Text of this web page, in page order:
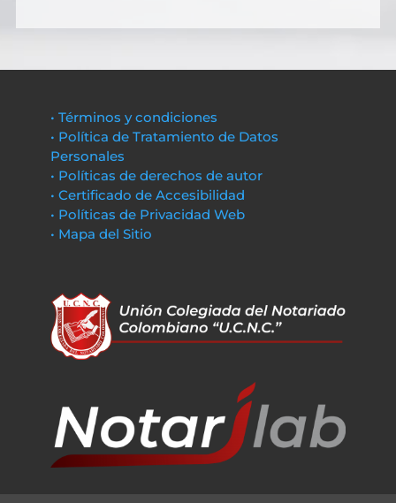
• Términos y condiciones
• Política de Tratamiento de Datos
Personales
• Políticas de derechos de autor
• Certificado de Accesibilidad
• Políticas de Privacidad Web
• Mapa del Sitio